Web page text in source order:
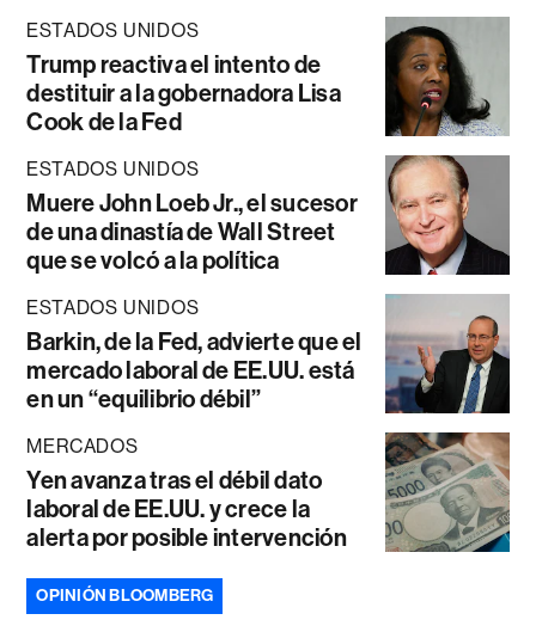
ESTADOS UNIDOS
Trump reactiva el intento de
destituir a la gobernadora Lisa
Cook de la Fed
ESTADOS UNIDOS
Muere John Loeb Jr., el sucesor
de una dinastía de Wall Street
que se volcó a la política
ESTADOS UNIDOS
Barkin, de la Fed, advierte que el
mercado laboral de EE.UU. está
en un “equilibrio débil”
MERCADOS
Yen avanza tras el débil dato
laboral de EE.UU. y crece la
alerta por posible intervención
OPINIÓN BLOOMBERG